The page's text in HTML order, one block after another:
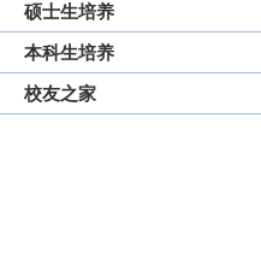
硕士生培养
本科生培养
校友之家